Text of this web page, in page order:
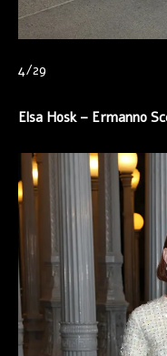
4/29
Elsa Hosk – Ermanno